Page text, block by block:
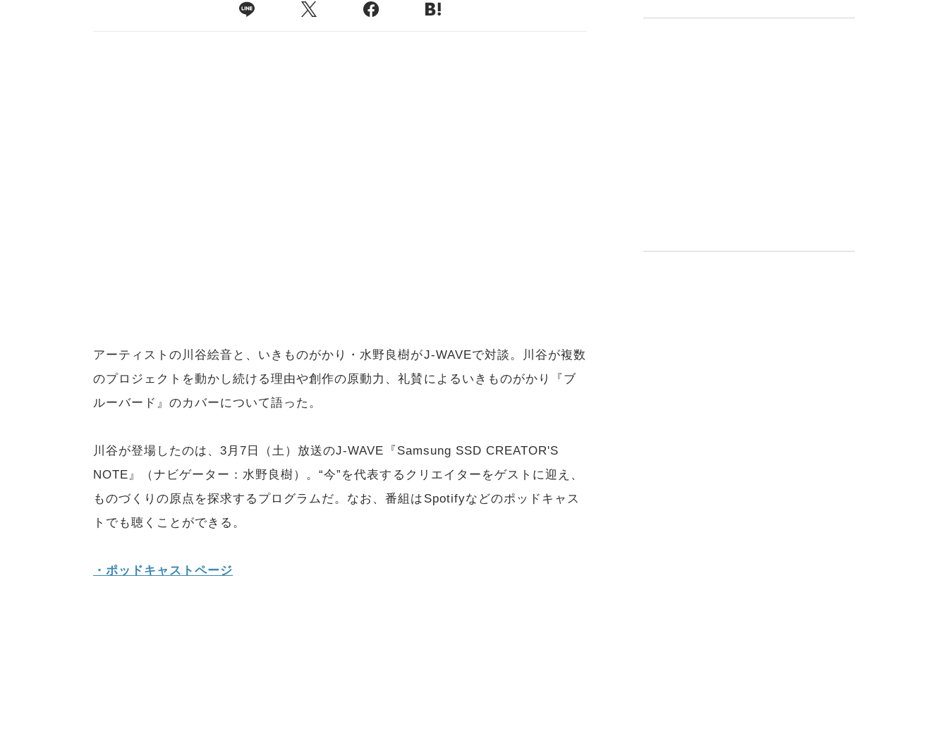
アーティストの川谷絵音と、いきものがかり・水野良樹がJ-WAVEで対談。川谷が複数
のプロジェクトを動かし続ける理由や創作の原動力、礼賛によるいきものがかり『ブ
ルーバード』のカバーについて語った。
川谷が登場したのは、3月7日（土）放送のJ-WAVE『Samsung SSD CREATOR'S
NOTE』（ナビゲーター：水野良樹）。“今”を代表するクリエイターをゲストに迎え、
ものづくりの原点を探求するプログラムだ。なお、番組はSpotifyなどのポッドキャス
トでも聴くことができる。
・ポッドキャストページ